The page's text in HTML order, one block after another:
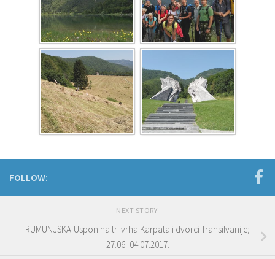
FOLLOW:
NEXT STORY
RUMUNJSKA-Uspon na tri vrha Karpata i dvorci Transilvanije;
27.06.-04.07.2017.